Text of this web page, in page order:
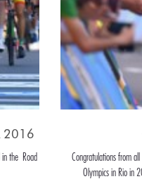
2016
in the Road
Congratulations from
Olympics in Rio in